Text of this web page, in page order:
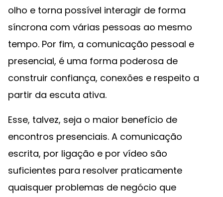
olho e torna possível interagir de forma
síncrona com várias pessoas ao mesmo
tempo. Por fim, a comunicação pessoal e
presencial, é uma forma poderosa de
construir confiança, conexões e respeito a
partir da escuta ativa.
Esse, talvez, seja o maior benefício de
encontros presenciais. A comunicação
escrita, por ligação e por vídeo são
suficientes para resolver praticamente
quaisquer problemas de negócio que